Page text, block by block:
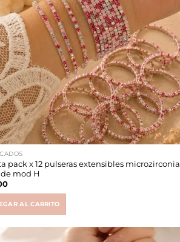
pack x 12 pulseras extensibles microzirconia
mod H
AL CARRITO